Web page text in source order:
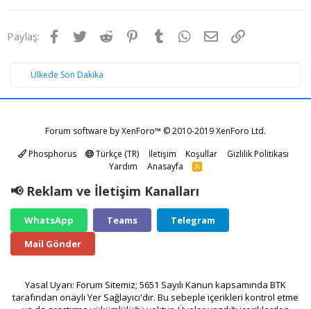
Paylaş: Facebook
TwitterReddit Pinterest
Tumblr WhatsApp
E-postaLink
Ülkede Son Dakika
Forum software by XenForo™ © 2010-2019 XenForo Ltd.
Phosphorus
Türkçe (TR) İletişim Koşullar
Gizlilik Politikası
Yardım
Anasayfa
R
📢 Reklam ve İletişim Kanalları
WhatsApp Teams
Telegram
Mail Gönder
Yasal Uyarı: Forum Sitemiz; 5651 Sayılı Kanun kapsamında BTK
tarafından onaylı Yer Sağlayıcı'dır. Bu sebeple içerikleri kontrol etme